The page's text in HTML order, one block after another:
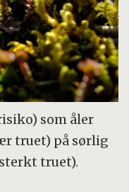
som åler
truet) på sørlig
truet).